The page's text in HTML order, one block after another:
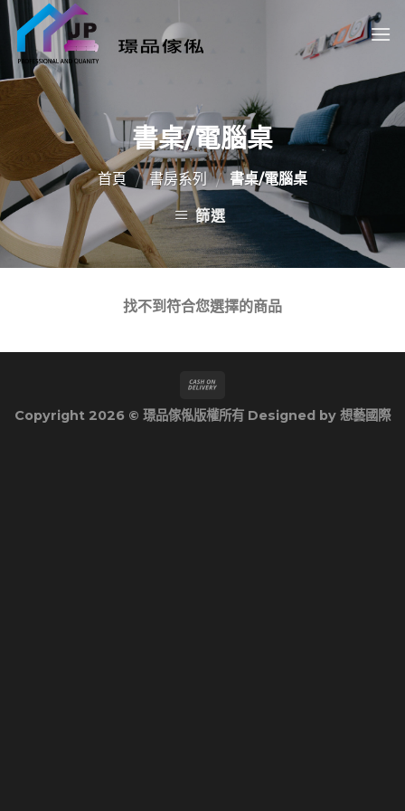
Skip
to
content
書桌/電腦桌
首頁 / 書房系列 / 書桌/電腦桌
篩選
找不到符合您選擇的商品
Copyright 2026 © 璟品傢俬版權所有 Designed by 想藝國際